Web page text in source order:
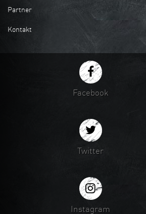
Partner
Kontakt
Facebook
Twitter
Instagram